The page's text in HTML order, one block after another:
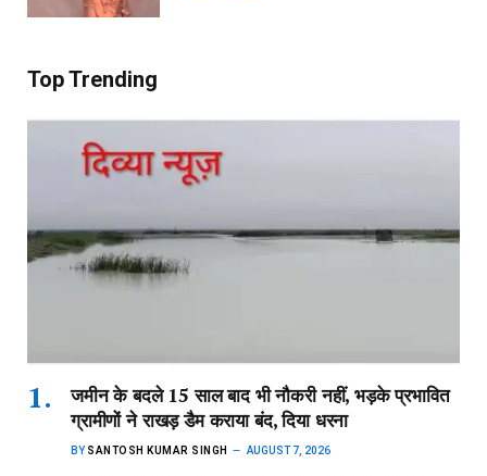
Top Trending
जमीन के बदले 15 साल बाद भी नौकरी नहीं, भड़के प्रभावित
ग्रामीणों ने राखड़ डैम कराया बंद, दिया धरना
BY SANTOSH KUMAR SINGH AUGUST 7, 2026